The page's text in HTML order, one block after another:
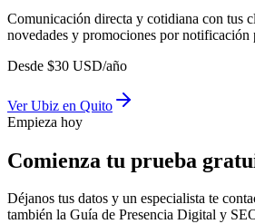
Comunicación directa y cotidiana con tus
novedades y promociones por notificación
Desde $30 USD/año
VerUbiz en Quito
Empieza hoy
Comienza tu prueba
Déjanos tus datos y un especialista te
también la Guía de Presencia Digital y